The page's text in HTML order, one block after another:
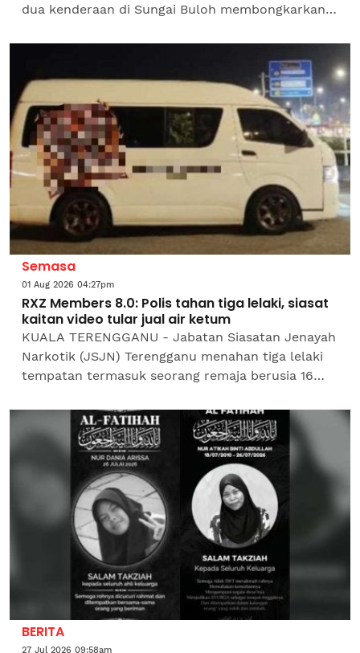
dua kenderaan di Sungai Buloh membongkarkan
bernilai RM20.74 juta dalam...
Semasa
01 Aug 2026 04:27pm
RXZ Members 8.0: Polis tahan tiga lelaki, siasat
kaitan video tular jual air ketum
​KUALA TERENGGANU - Jabatan Siasatan Jenayah
Narkotik (JSJN) Terengganu menahan tiga lelaki
tempatan termasuk seorang remaja berusia 16
ketum sempena...
BERITA
27 Jul 2026 09:58am